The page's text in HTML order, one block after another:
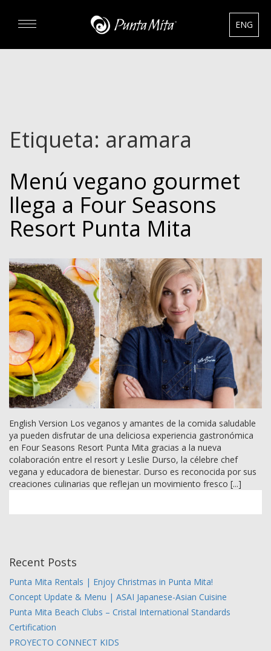
RENTAS
BIENES RAÍCES
HOTELES
ENG
Etiqueta: aramara
Menú vegano gourmet
llega a Four Seasons
Resort Punta Mita
English Version Los veganos y amantes de la comida saludable
ya pueden disfrutar de una deliciosa experiencia gastronómica
en Four Seasons Resort Punta Mita gracias a la nueva
colaboración entre el resort y Leslie Durso, la célebre chef
vegana y educadora de bienestar. Durso es reconocida por sus
creaciones culinarias que reflejan un movimiento fresco [...]
Recent Posts
Punta Mita Rentals | Enjoy Christmas in Punta Mita!
Concept Update & Menu | ASAI Japanese-Asian Cuisine
Punta Mita Beach Clubs – Cristal International Standards
Certification
PROYECTO CONNECT KIDS